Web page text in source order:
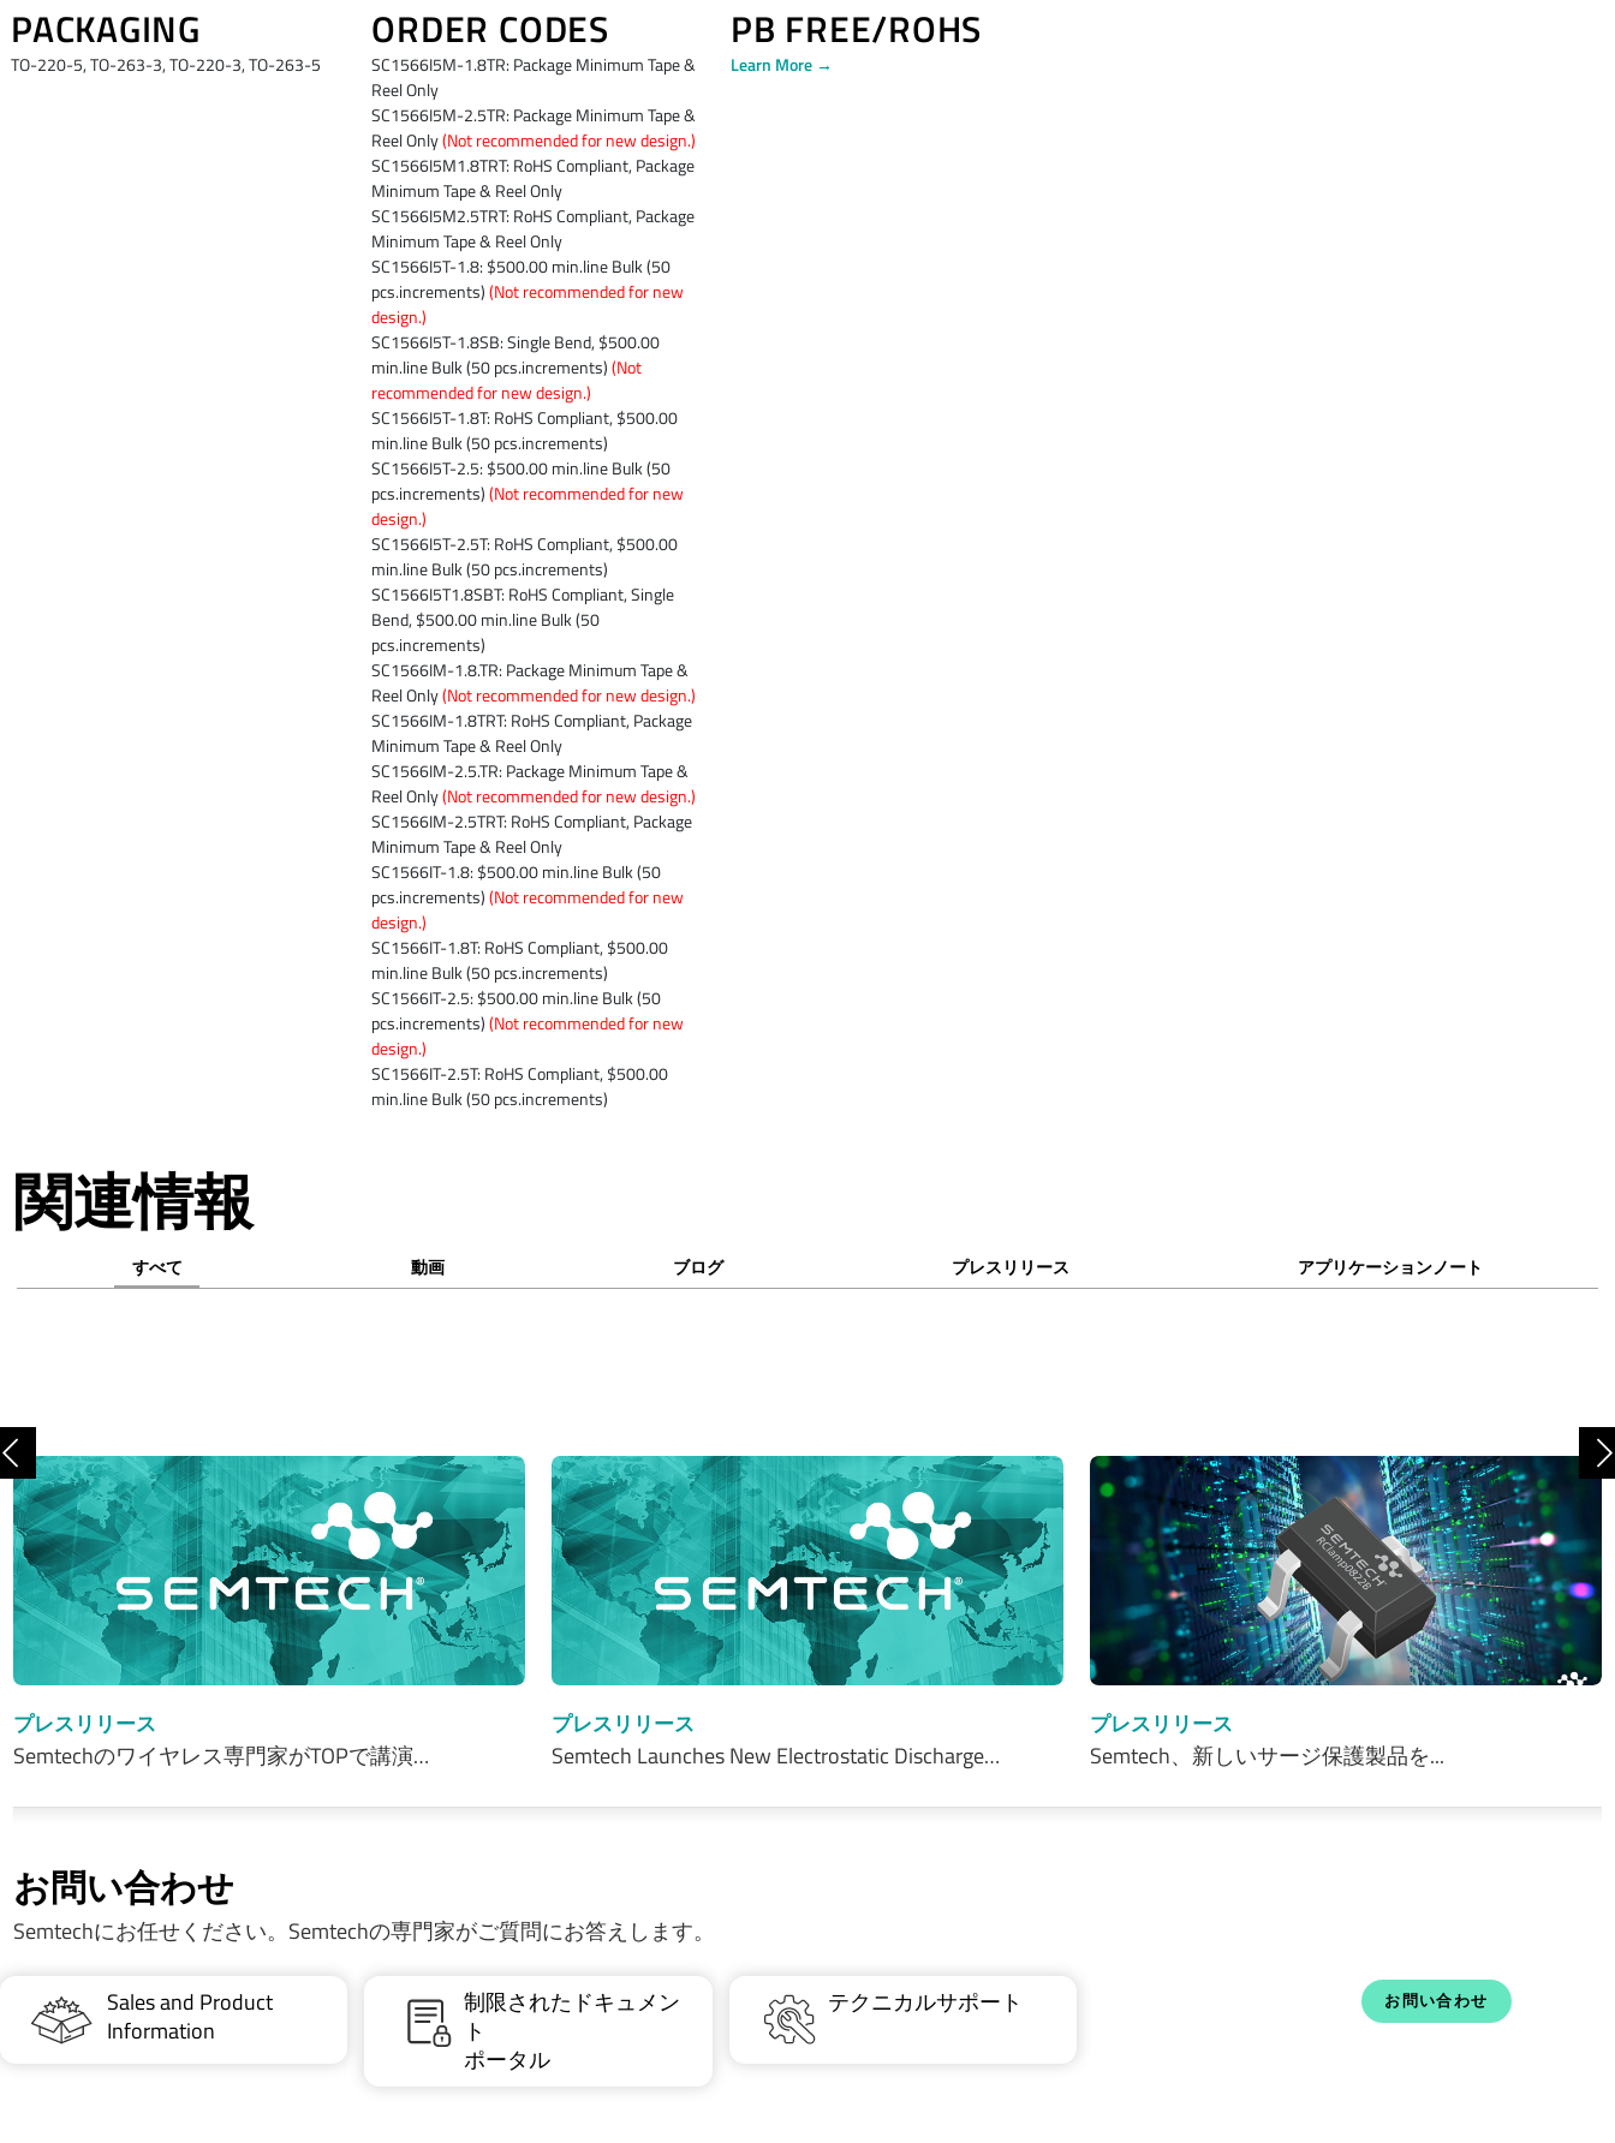
PACKAGING
TO-220-5, TO-263-3, TO-220-3, TO-263-5
ORDER CODES
SC1566I5M-1.8TR: Package Minimum Tape &
Reel Only
SC1566I5M-2.5TR: Package Minimum Tape &
Reel Only(Not recommended for new design.)
SC1566I5M1.8TRT: RoHS Compliant, Package
Minimum Tape & Reel Only
SC1566I5M2.5TRT: RoHS Compliant, Package
Minimum Tape & Reel Only
SC1566I5T-1.8: $500.00 min.line Bulk (50
pcs.increments)(Not recommended for new
design.)
SC1566I5T-1.8SB: Single Bend, $500.00
min.line Bulk (50 pcs.increments)(Not
recommended for new design.)
SC1566I5T-1.8T: RoHS Compliant, $500.00
min.line Bulk (50 pcs.increments)
SC1566I5T-2.5: $500.00 min.line Bulk (50
pcs.increments)(Not recommended for new
design.)
SC1566I5T-2.5T: RoHS Compliant, $500.00
min.line Bulk (50 pcs.increments)
SC1566I5T1.8SBT: RoHS Compliant, Single
Bend, $500.00 min.line Bulk (50
pcs.increments)
SC1566IM-1.8.TR: Package Minimum Tape &
Reel Only(Not recommended for new design.)
SC1566IM-1.8TRT: RoHS Compliant, Package
Minimum Tape & Reel Only
SC1566IM-2.5.TR: Package Minimum Tape &
Reel Only(Not recommended for new design.)
SC1566IM-2.5TRT: RoHS Compliant, Package
Minimum Tape & Reel Only
SC1566IT-1.8: $500.00 min.line Bulk (50
pcs.increments)(Not recommended for new
design.)
SC1566IT-1.8T: RoHS Compliant, $500.00
min.line Bulk (50 pcs.increments)
SC1566IT-2.5: $500.00 min.line Bulk (50
pcs.increments)(Not recommended for new
design.)
SC1566IT-2.5T: RoHS Compliant, $500.00
min.line Bulk (50 pcs.increments)
PB FREE/ROHS
Learn More →
関連情報
すべて 動画 ブログ プレスリリース アプリケーションノート
プレスリリース
Semtechのワイヤレス専門家がTOPで講演…
プレスリリース
Semtech Launches New Electrostatic Discharge…
プレスリリース
Semtech、新しいサージ保護製品を...
前へ
お問い合わせ
Semtechにお任せください。Semtechの専門家がご質問にお答えします。
Sales and Product
Information
制限されたドキュメン
ト
ポータル
テクニカルサポート お問い合わせ